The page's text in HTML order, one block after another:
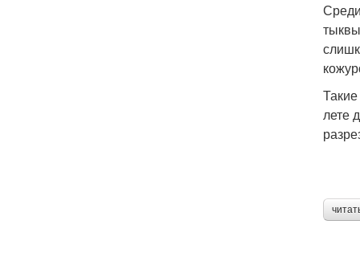
лете